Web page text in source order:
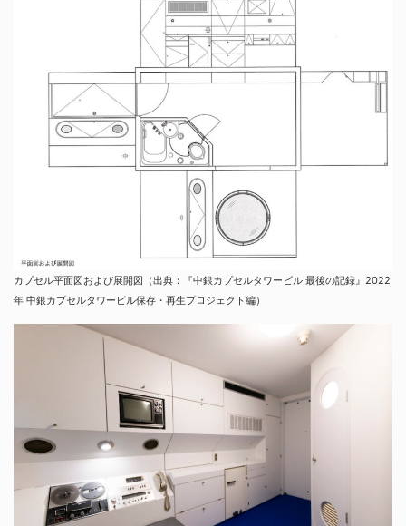
カプセル平面図および展開図（出典：『中銀カプセルタワービル 最後の記録』2022
年 中銀カプセルタワービル保存・再生プロジェクト編）